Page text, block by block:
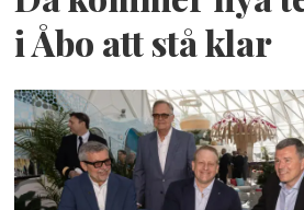
i Åbo att stå klar